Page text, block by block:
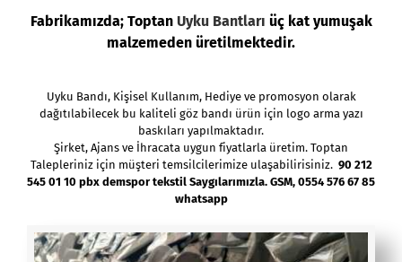
Fabrikamızda; Toptan Uyku Bantları üç kat yumuşak
malzemeden üretilmektedir.
Uyku Bandı,Kişisel Kullanım, Hediye ve promosyon olarak
dağıtılabilecek bu kaliteli göz bandı ürün için logo arma yazı
baskıları yapılmaktadır.
Şirket, Ajans ve İhracata uygun fiyatlarla üretim. Toptan
Talepleriniz için müşteri temsilcilerimize ulaşabilirisiniz. 90 212
545 01 10 pbx demspor tekstil Saygılarımızla. GSM, 0554 576 67 85
whatsapp